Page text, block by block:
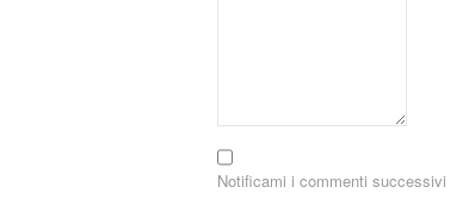
Notificami i commenti successivi